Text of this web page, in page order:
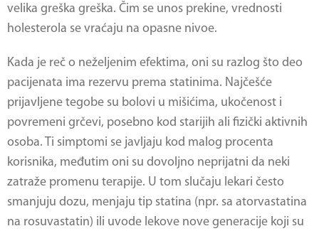
velika greška greška. Čim se unos prekine, vrednosti
holesterola se vraćaju na opasne nivoe.
Kada je reč o neželjenim efektima, oni su razlog što deo
pacijenata ima rezervu prema statinima. Najčešće
prijavljene tegobe su bolovi u mišićima, ukočenost i
povremeni grčevi, posebno kod starijih ali fizički aktivnih
osoba. Ti simptomi se javljaju kod malog procenta
korisnika, međutim oni su dovoljno neprijatni da neki
zatraže promenu terapije. U tom slučaju lekari često
smanjuju dozu, menjaju tip statina (npr. sa atorvastatina
na rosuvastatin) ili uvode lekove nove generacije koji su